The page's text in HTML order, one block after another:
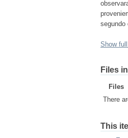
segundo
Show
Files
Files
There
This